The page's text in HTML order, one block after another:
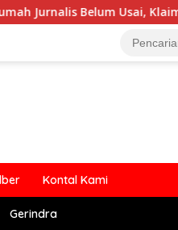
Usai, Klaim Perkara
Kontal Kami
Gerindra